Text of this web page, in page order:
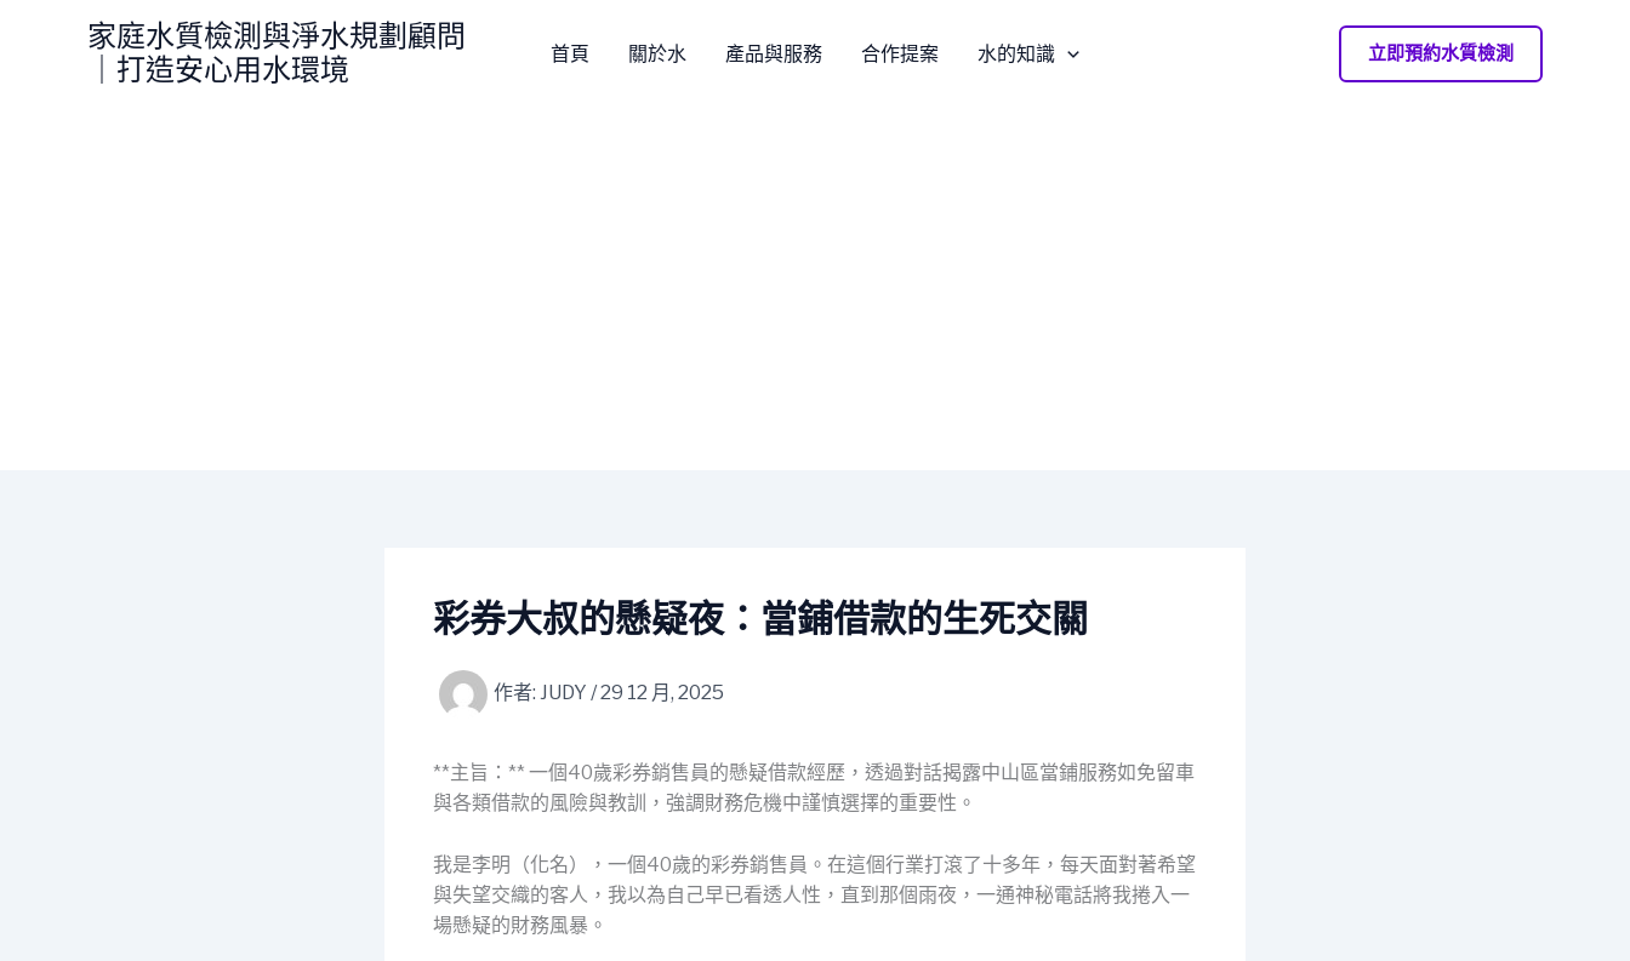
家庭水質檢測與淨水規劃顧問
｜打造安心用水環境
首頁 關於水 產品與服務 合作提案 水的知識 立即預約水質檢測
彩券大叔的懸疑夜：當鋪借款的生死交關
作者: JUDY /29 12 月, 2025
**主旨：** 一個40歲彩券銷售員的懸疑借款經歷，透過對話揭露中山區當鋪服務如免留車
與各類借款的風險與教訓，強調財務危機中謹慎選擇的重要性。
我是李明（化名），一個40歲的彩券銷售員。在這個行業打滾了十多年，每天面對著希望
與失望交織的客人，我以為自己早已看透人性，直到那個雨夜，一通神秘電話將我捲入一
場懸疑的財務風暴。